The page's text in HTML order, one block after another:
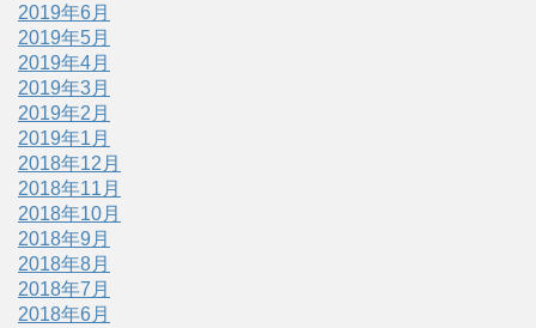
2019年6月
2019年5月
2019年4月
2019年3月
2019年2月
2019年1月
2018年12月
2018年11月
2018年10月
2018年9月
2018年8月
2018年7月
2018年6月